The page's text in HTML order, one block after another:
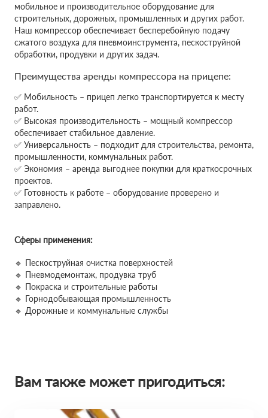
мобильное и производительное оборудование для
строительных, дорожных, промышленных и других работ.
Наш компрессор обеспечивает бесперебойную подачу
сжатого воздуха для пневмоинструмента, пескоструйной
обработки, продувки и других задач.
Преимущества аренды компрессора на прицепе:
✅ Мобильность – прицеп легко транспортируется к месту
работ.
✅ Высокая производительность – мощный компрессор
обеспечивает стабильное давление.
✅ Универсальность – подходит для строительства, ремонта,
промышленности, коммунальных работ.
✅ Экономия – аренда выгоднее покупки для краткосрочных
проектов.
✅ Готовность к работе – оборудование проверено и
заправлено.
Сферы применения:
🔹 Пескоструйная очистка поверхностей
🔹 Пневмодемонтаж, продувка труб
🔹 Покраска и строительные работы
🔹 Горнодобывающая промышленность
🔹 Дорожные и коммунальные службы
Вам также может пригодиться: